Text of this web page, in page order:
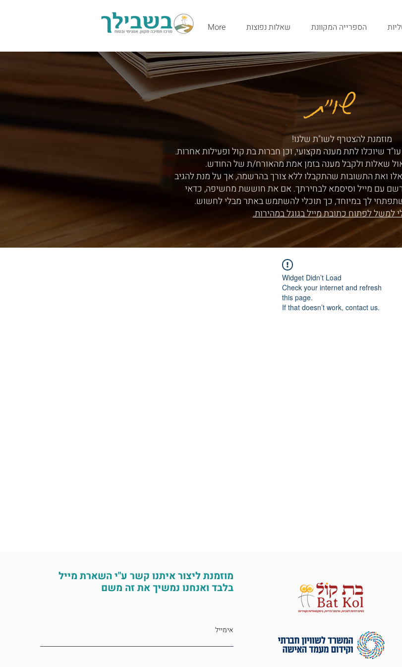
הספרייה המקוונת שאלות נפוצות More
שו"ת
שו"ת
מוזמנת להצטרף לשו"ת שלנו!
שיוכלו לתת מענה מקצועי, וכן חברות בת קול ופעילות אחרות.
שאלות ולקבל מענה בזמן אמת מהאורח/ת של החודש.
ואת התשובות שהתקבלו ללא צורך בהרשמה, אך על מנת להגיב
עם מייל וסיסמא לבחירתך. אם את חוששת מחשיפה, כדאי
לך במיוחד, כך תוכלי להשתמש באתר מבלי לחשוש.
למשל לפתוח כתובת מייל בגוגל במהירות.
Widget Didn’t Load
Check your internet and refresh
this page.
If that doesn’t work, contact us.
מוזמנת ליצור איתנו קשר ע"י השארת מייל
בלבד ואנחנו נמשיך את זה משם